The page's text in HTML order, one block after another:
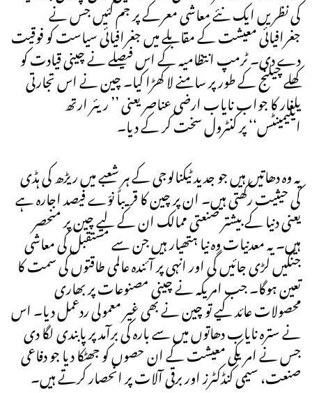
کی نظریں ایک نئے معاشی معرکے پر جم گئیں جس نے
جغرافیائی معیشت کے مقابلے میں جغرافیائی سیاست کو فوقیت
دے دی۔ ٹرمپ انتظامیہ کے اس فیصلے نے چینی قیادت کو
کھلے چیلنج کے طور پر سامنے لا کھڑا کیا۔ چین نے اس تجارتی
یلغار کا جواب نایاب ارضی عناصر یعنی ’’ ریئر ارتھ
ایلیمینٹس‘‘ پر کنٹرول سخت کر کے دیا۔
یہ وہ دھاتیں ہیں جو جدید ٹیکنالوجی کے ہر شعبے میں ریڑھ کی ہڈی
کی حیثیت رکھتی ہیں۔ ان پر چین کا قریباً نوّے فیصد اجارہ ہے
یعنی دنیا کے بیشتر صنعتی ممالک ان کے لیے چین پر منحصر
ہیں۔ یہ معدنیات وہ نیا ہتھیار ہیں جن سے مستقبل کی معاشی
جنگیں لڑی جائیں گی اور انہی پر آئندہ عالمی طاقتوں کی سمت کا
تعین ہوگا۔ جب امریکہ نے چینی مصنوعات پر بھاری
محصولات عائد کیے تو چین نے بھی غیر معمولی ردعمل دیا۔ اس
نے سترہ نایاب دھاتوں میں سے بارہ کی برآمد پر پابندی لگا دی
جس نے امریکی معیشت کے ان حصوں کو جھٹکا دیا جو دفاعی
صنعت، سیمی کنڈکٹرز اور برقی آلات پر انحصار کرتے ہیں۔